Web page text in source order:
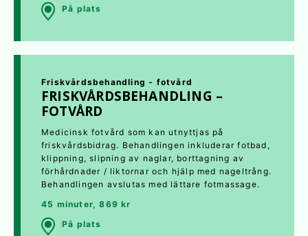
På plats
Friskvårdsbehandling - fotvård
FRISKVÅRDSBEHANDLING –
FOTVÅRD
Medicinsk fotvård som kan utnyttjas på
friskvårdsbidrag. Behandlingen inkluderar fotbad,
klippning, slipning av naglar, borttagning av
förhårdnader / liktornar och hjälp med nageltrång.
Behandlingen avslutas med lättare fotmassage.
45 minuter, 869 kr
På plats